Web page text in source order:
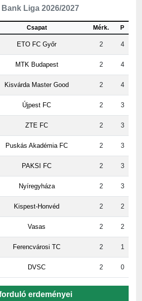
Csapat
ETO FC Győr 2 4
MTK Budapest 2 4
Kisvárda Master Good 2 4
Újpest FC 2 3
ZTE FC 2 3
Puskás Akadémia FC 2 3
PAKSI FC 2 3
Nyíregyháza 2 3
Kispest-Honvéd 2 2
Vasas 2 2
Ferencvárosi TC 2 1
DVSC 2 0
- Paks